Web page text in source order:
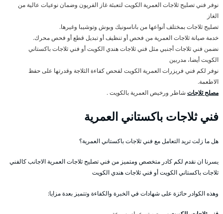
نوفر فني تصليح ثلاجات العمرية الكويت لتعبئة غاز الفريون وضمان نوعيات عالية من
الغاز
تصليح ثلاجات بمختلف أنواعها من باناسونيك وبوش وتوشيبا وغيرها.
خدمة صيانة ثلاجات العمرية من فحص أو تنظيف أو تبديل قطع أو فحص محرك.
نضمن فني ثلاجات أجنبي مثل فني ثلاجات هندي الكويت أو فني ثلاجات باكستاني
الكويت أيضا، مدربين
نوفر لكم فني فريزرات العمرية الكويت لفحص كفاءة الثلاجة وقدرتها على حفظ
الاطعمة.
مصلح ثلاجات شاطر ورخيص العمرية بالكويت .
فني ثلاجات باكستاني العمرية
هل ما زلت تريد التعامل مع فني ثلاجات باكستاني العمرية؟
يسرنا ان نقدم لكم كادر متخصص ومتميز من فني تصليح ثلاجات العمرية الاجانب كالفني
ثلاجات باكستاني الكويت أو فني ثلاجات هندي الكويت
وهذه الكوادر حائزة على شهادات في الخبرة والكفاءة وتتميز بعدة مزايا: